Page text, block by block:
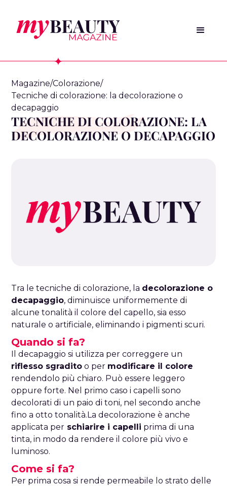
Magazine/Colorazione/
Tecniche di colorazione: la decolorazione o
decapaggio
TECNICHE DI COLORAZIONE: LA
DECOLORAZIONE O DECAPAGGIO
Tra le tecniche di colorazione, la decolorazione o
decapaggio, diminuisce uniformemente di
alcune tonalità il colore del capello, sia esso
naturale o artificiale, eliminando i pigmenti scuri.
Quando si fa?
Il decapaggio si utilizza per correggere un
riflesso sgradito o per modificare il colore
rendendolo più chiaro. Può essere leggero
oppure forte. Nel primo caso i capelli sono
decolorati di un paio di toni, nel secondo anche
fino a otto tonalità.La decolorazione è anche
applicata per schiarire i capelli prima di una
tinta, in modo da rendere il colore più vivo e
luminoso.
Come si fa?
Per prima cosa si rende permeabile lo strato delle